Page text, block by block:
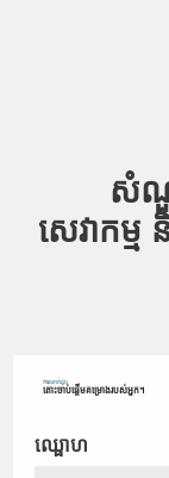
សំណួ
សេវាកម្
ការណាត់ជួប
តោះចាប់ផ្តើមគម្រោងរបស់អ្នក។
ឈ្ផោហ